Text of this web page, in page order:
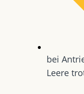
bei
Leere